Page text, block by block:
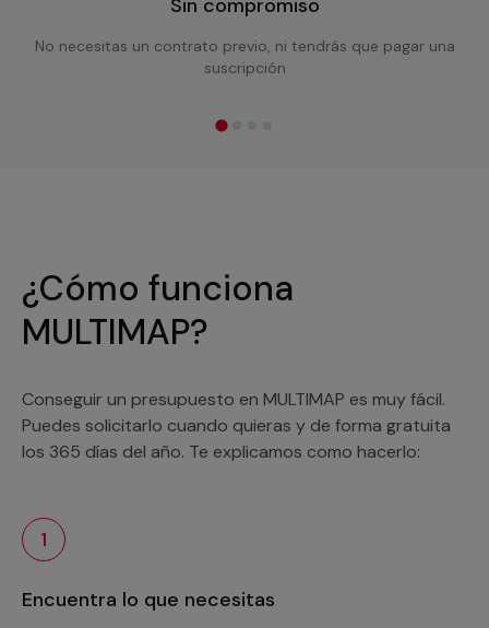
No necesitas un contrato previo, ni tendrás que pagar una
suscripción
¿Cómo funciona
MULTIMAP?
Conseguir un presupuesto en MULTIMAP es muy fácil.
Puedes solicitarlo cuando quieras y de forma gratuita
los 365 días del año. Te explicamos como hacerlo:
1
Encuentra lo que necesitas